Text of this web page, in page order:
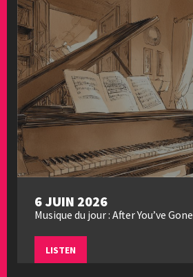
6 JUIN 2026
Musique du jour : After You’ve Gone
LISTEN